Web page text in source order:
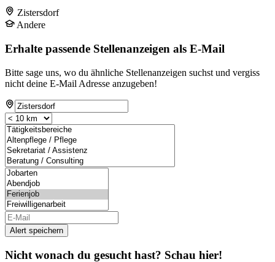
Zistersdorf
Andere
Erhalte passende Stellenanzeigen als E-Mail
Bitte sage uns, wo du ähnliche Stellenanzeigen suchst und vergiss
nicht deine E-Mail Adresse anzugeben!
Alert speichern
Nicht wonach du gesucht hast? Schau hier!